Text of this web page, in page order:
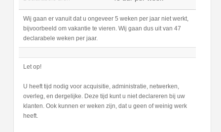
Wij gaan er vanuit dat u ongeveer 5 weken per jaar niet werkt,
bijvoorbeeld om vakantie te vieren. Wij gaan dus uit van 47
declarabele weken per jaar.
Let op!
U heeft tijd nodig voor acquisitie, administratie, netwerken,
overleg, en dergelijke. Deze tijd kunt u niet declareren bij uw
klanten. Ook kunnen er weken zijn, dat u geen of weinig werk
heeft.